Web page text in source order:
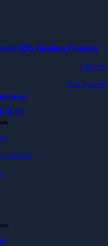
i SDG Business Pioneers
Läs mer
Alla nyheter
39 00